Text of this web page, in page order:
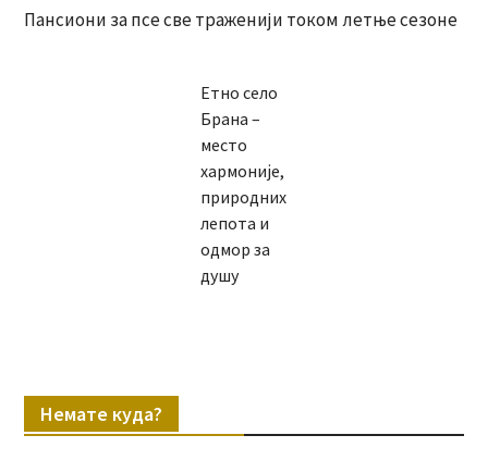
Пансиони за псе све траженији током летње сезоне
Етно село
Брана –
место
хармоније,
природних
лепота и
одмор за
душу
Немате куда?